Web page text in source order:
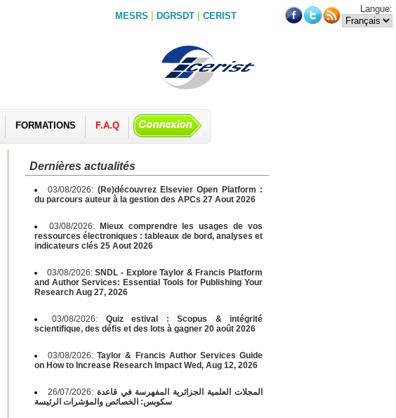
MESRS | DGRSDT | CERIST
Langue:
FORMATIONS F.A.Q
Dernières actualités
03/08/2026: (Re)découvrez Elsevier Open Platform :
du parcours auteur à la gestion des APCs 27 Aout 2026
03/08/2026:
Mieux comprendre les usages de vos
ressources électroniques : tableaux de bord, analyses et
indicateurs clés 25 Aout 2026
03/08/2026:SNDL - Explore Taylor & Francis Platform
and Author Services: Essential Tools for Publishing Your
Research Aug 27, 2026
03/08/2026: Quiz estival : Scopus & intégrité
scientifique, des défis et des lots à gagner 20 août 2026
03/08/2026:Taylor & Francis Author Services Guide
on How to Increase Research Impact Wed, Aug 12, 2026
26/07/2026: المجلات العلمية الجزائرية المفهرسة في قاعدة
سكوبس: الخصائص والمؤشرات الرئيسة